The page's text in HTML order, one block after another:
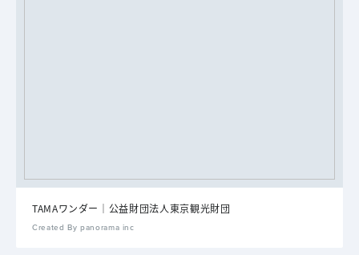
TAMAワンダー｜公益財団法人東京観光財団
Created By panorama inc